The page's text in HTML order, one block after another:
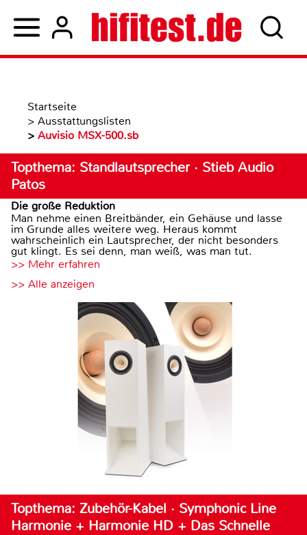
Startseite
> Ausstattungslisten
> Auvisio MSX-500.sb
Topthema: Standlautsprecher · Stieb Audio
Patos
Die große Reduktion
Man nehme einen Breitbänder, ein Gehäuse und lasse
im Grunde alles weitere weg. Heraus kommt
wahrscheinlich ein Lautsprecher, der nicht besonders
gut klingt. Es sei denn, man weiß, was man tut.
>> Mehr erfahren
>> Alle anzeigen
Topthema: Zubehör-Kabel · Symphonic Line
Harmonie + Harmonie HD + Das Schnelle